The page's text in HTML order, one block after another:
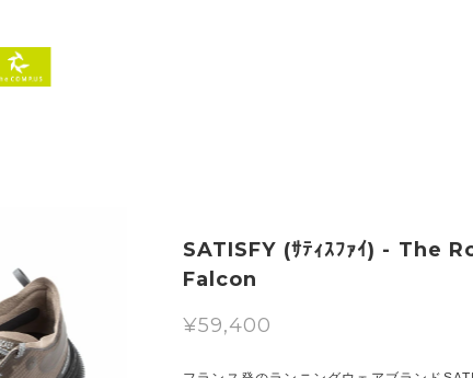
SATISFY (ｻﾃｨｽﾌｧｲ) - The
Falcon
¥59,400